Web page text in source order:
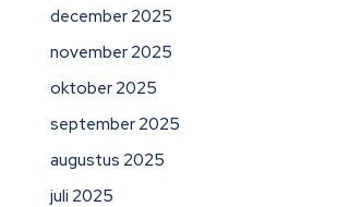
december 2025
november 2025
oktober 2025
september 2025
augustus 2025
juli 2025